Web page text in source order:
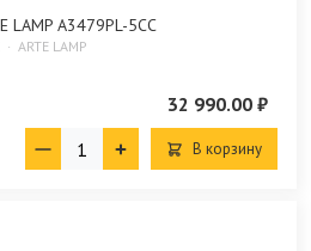
LAMP A3479PL-5CC
ARTE LAMP
32 990.00 ₽
В корзину